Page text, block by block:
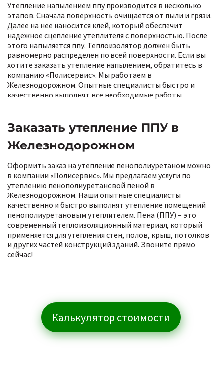
Утепление напылением ппу производится в несколько
этапов. Сначала поверхность очищается от пыли и грязи.
Далее на нее наносится клей, который обеспечит
надежное сцепление утеплителя с поверхностью. После
этого напыляется ппу. Теплоизолятор должен быть
равномерно распределен по всей поверхности. Если вы
хотите заказать утепление напылением, обратитесь в
компанию «Полисервис». Мы работаем в
Железнодорожном. Опытные специалисты быстро и
качественно выполнят все необходимые работы.
Заказать утепление ППУ в
Железнодорожном
Оформить заказ на утепление пенополиуретаном можно
в компании «Полисервис». Мы предлагаем услуги по
утеплению пенополиуретановой пеной в
Железнодорожном. Наши опытные специалисты
качественно и быстро выполнят утепление помещений
пенополиуретановым утеплителем. Пена (ППУ) – это
современный теплоизоляционный материал, который
применяется для утепления стен, полов, крыш, потолков
и других частей конструкций зданий. Звоните прямо
сейчас!
Калькулятор стоимости